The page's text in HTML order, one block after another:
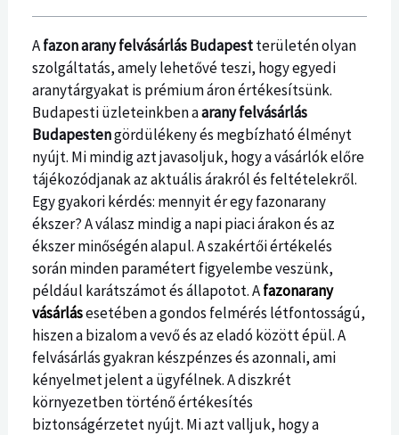
Afazon arany felvásárlás Budapestterületén olyan
szolgáltatás, amely lehetővé teszi, hogy egyedi
aranytárgyakat is prémium áron értékesítsünk.
Budapesti üzleteinkben aarany felvásárlás
Budapestengördülékeny és megbízható élményt
nyújt. Mi mindig azt javasoljuk, hogy a vásárlók előre
tájékozódjanak az aktuális árakról és feltételekről.
Egy gyakori kérdés: mennyit ér egy fazonarany
ékszer? A válasz mindig a napi piaci árakon és az
ékszer minőségén alapul. A szakértői értékelés
során minden paramétert figyelembe veszünk,
például karátszámot és állapotot. Afazonarany
vásárlásesetében a gondos felmérés létfontosságú,
hiszen a bizalom a vevő és az eladó között épül. A
felvásárlás gyakran készpénzes és azonnali, ami
kényelmet jelent a ügyfélnek. A diszkrét
környezetben történő értékesítés
biztonságérzetet nyújt. Mi azt valljuk, hogy a